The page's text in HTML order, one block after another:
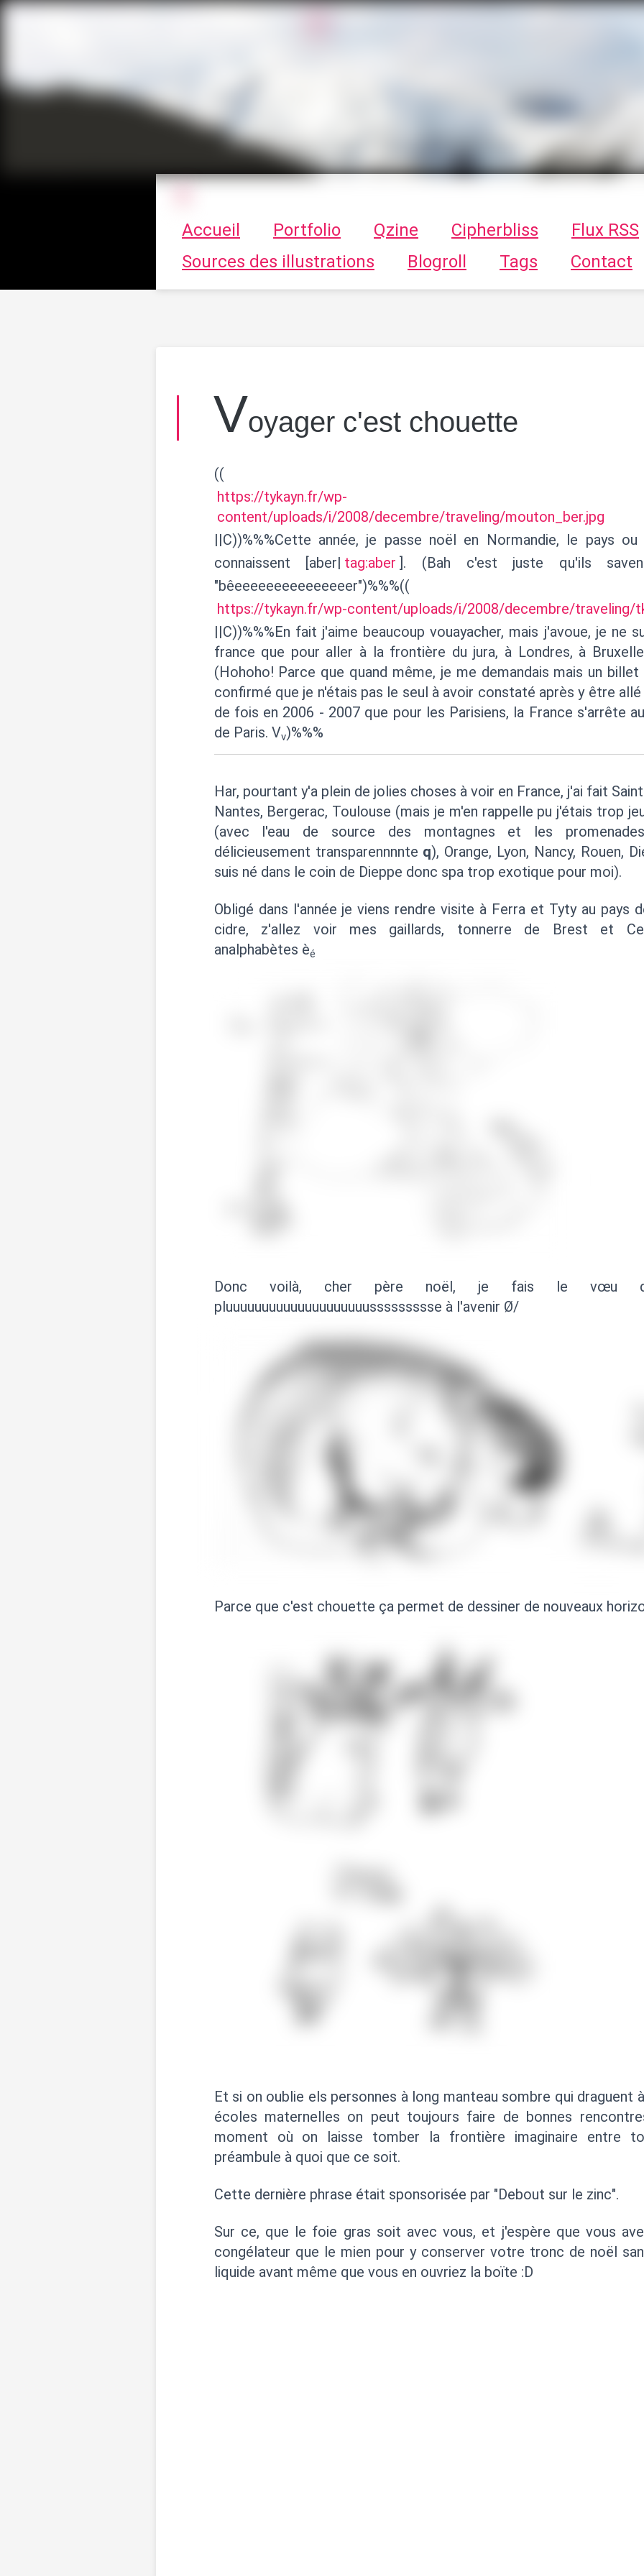
Tykayn Blog
Le vortex à chats - Illustrations, trucs en tout genre par Tykayn
Accueil Portfolio Qzine Cipherbliss
Flux RSS
Sources des illustrations
Blogroll Tags Contact
Voyager c'est chouette
((
https://tykayn.fr/wp-
content/uploads/i/2008/decembre/traveling/mouton_ber.jpg
||C))%%%Cette année, je passe noël en Normandie, le pays
connaissent [aber| tag:aber ]. (Bah c'est juste qu'ils
"bêeeeeeeeeeeeeeeer")%%%((
https://tykayn.fr/wp-content/uploads/i/2008/decembre/traveling/
||C))%%%En fait j'aime beaucoup vouayacher, mais j'avoue, je ne
france que pour aller à la frontière du jura, à Londres, à
(Hohoho! Parce que quand même, je me demandais mais un
confirmé que je n'étais pas le seul à avoir constaté après y être
de fois en 2006 - 2007 que pour les Parisiens, la France s'arrête
de Paris. Vv)%%%
Har, pourtant y'a plein de jolies choses à voir en France, j'ai fait
Nantes, Bergerac, Toulouse (mais je m'en rappelle pu j'étais trop
(avec l'eau de source des montagnes et les
délicieusement transparennnnte q), Orange, Lyon, Nancy, Rouen,
suis né dans le coin de Dieppe donc spa trop exotique pour moi).
Obligé dans l'année je viens rendre visite à Ferra et Tyty au pays
cidre, z'allez voir mes gaillards, tonnerre de Brest et
analphabètes èé
Donc voilà, cher père noël, je fais le vœu
pluuuuuuuuuuuuuuuuuuuussssssssse à l'avenir Ø/
Parce que c'est chouette ça permet de dessiner de nouveaux
Et si on oublie els personnes à long manteau sombre qui draguent
écoles maternelles on peut toujours faire de bonnes
moment où on laisse tomber la frontière imaginaire entre
préambule à quoi que ce soit.
Cette dernière phrase était sponsorisée par "Debout sur le zinc".
Sur ce, que le foie gras soit avec vous, et j'espère que vous
congélateur que le mien pour y conserver votre tronc de noël
liquide avant même que vous en ouvriez la boïte :D